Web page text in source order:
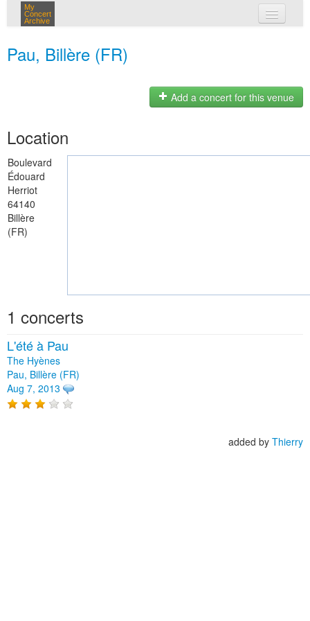
My
Concert
Archive
Pau, Billère (FR)
Add a concert for this venue
Location
Boulevard
Édouard
Herriot
64140
Billère
(FR)
1 concerts
L'été à Pau
The Hyènes
Pau, Billère (FR)
Aug 7, 2013
added by Thierry